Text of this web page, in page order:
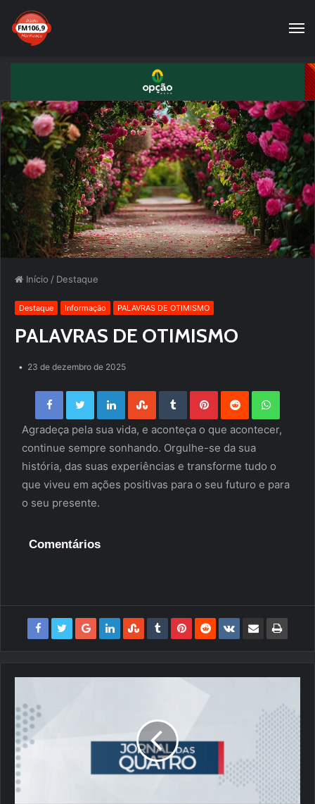
Início / Destaque
Destaque Informação PALAVRAS DE OTIMISMO
PALAVRAS DE OTIMISMO
23 de dezembro de 2025
Facebook Twitter LinkedIn StumbleUpon Tumblr Pinterest Reddit
Agradeça pela sua vida, e aconteça o que acontecer,
continue sempre sonhando. Orgulhe-se da sua
história, das suas experiências e transforme tudo o
que viveu em ações positivas para o seu futuro e para
o seu presente.
Comentários